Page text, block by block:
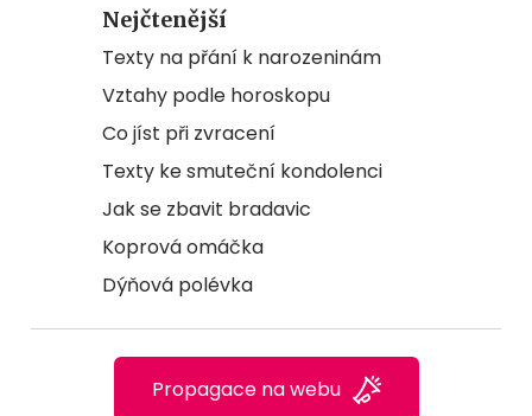
Nejčtenější
Texty na přání k narozeninám
Vztahy podle horoskopu
Co jíst při zvracení
Texty ke smuteční kondolenci
Jak se zbavit bradavic
Koprová omáčka
Dýňová polévka
Propagace na webu